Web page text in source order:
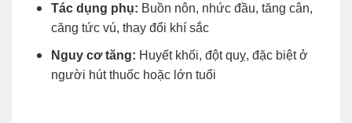
Tác dụng phụ: Buồn nôn, nhức đầu, tăng cân,
căng tức vú, thay đổi khí sắc
Nguy cơ tăng: Huyết khối, đột quỵ, đặc biệt ở
người hút thuốc hoặc lớn tuổi